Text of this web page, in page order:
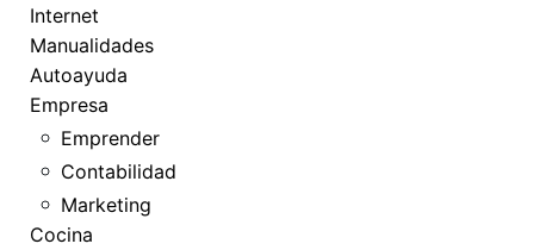
Internet
Manualidades
Autoayuda
Empresa
Emprender
Contabilidad
Marketing
Cocina